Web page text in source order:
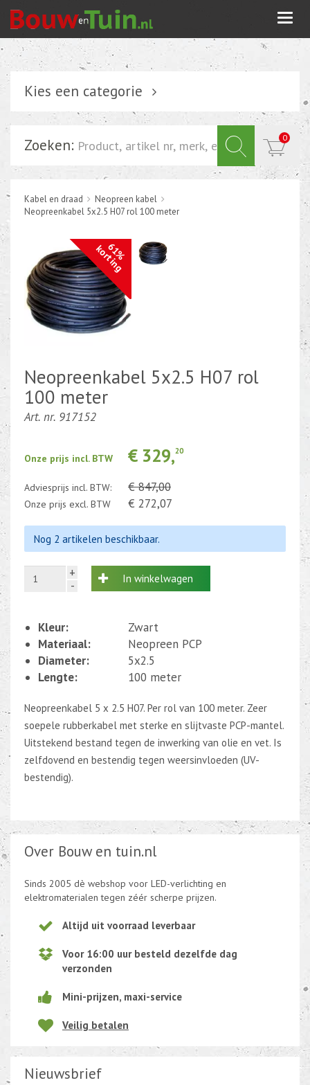
Kies een categorie
Verlichting
Inbouwdoos-kabeldoos
Tuin elektriciteit
Tuinverlichting
Grondspots met geïntrigeerde LED of energie zuinige
Kabel en draad
CEE-stekker-contra 380-230V
Beweging-Tijd-Rook Sensors
Bulkverpakking
Zoeken: 0
Kabel en draad
Neopreen kabel
Neopreenkabel 5x2.5 H07 rol 100 meter
61%
korting
Neopreenkabel 5x2.5 H07 rol
100 meter
Art. nr. 917152
Onze prijs incl. BTW € 329,20
Adviesprijs incl. BTW: € 847,00
Onze prijs excl. BTW € 272,07
Nog 2 artikelen beschikbaar.
+
-
In winkelwagen
Kleur:
Zwart
Materiaal:
Neopreen PCP
Diameter:
5x2.5
Lengte:
100 meter
Neopreenkabel 5 x 2.5 H07. Per rol van 100 meter. Zeer
soepele rubberkabel met sterke en slijtvaste PCP-mantel.
Uitstekend bestand tegen de inwerking van olie en vet. Is
zelfdovend en bestendig tegen weersinvloeden (UV-
bestendig).
Over Bouw en tuin.nl
Sinds 2005 dè webshop voor LED-verlichting en
elektromaterialen tegen zéér scherpe prijzen.
Altijd uit voorraad leverbaar
Voor 16:00 uur besteld dezelfde dag
verzonden
Mini-prijzen, maxi-service
Veilig betalen
Nieuwsbrief